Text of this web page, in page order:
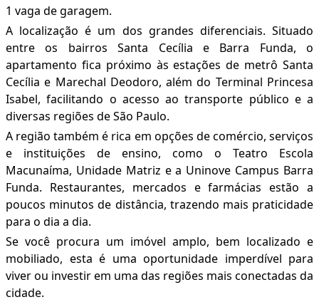
1 vaga de garagem.
A localização é um dos grandes diferenciais. Situado
entre os bairros Santa Cecília e Barra Funda, o
apartamento fica próximo às estações de metrô Santa
Cecília e Marechal Deodoro, além do Terminal Princesa
Isabel, facilitando o acesso ao transporte público e a
diversas regiões de São Paulo.
A região também é rica em opções de comércio, serviços
e instituições de ensino, como o Teatro Escola
Macunaíma, Unidade Matriz e a Uninove Campus Barra
Funda. Restaurantes, mercados e farmácias estão a
poucos minutos de distância, trazendo mais praticidade
para o dia a dia.
Se você procura um imóvel amplo, bem localizado e
mobiliado, esta é uma oportunidade imperdível para
viver ou investir em uma das regiões mais conectadas da
cidade.